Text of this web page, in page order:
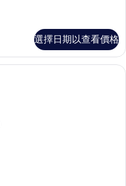
選擇日期以查看價格